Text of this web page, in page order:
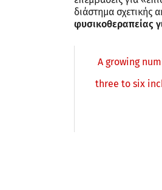
διάστημα σχετικής
φυσικοθεραπείας
A growing
three to six